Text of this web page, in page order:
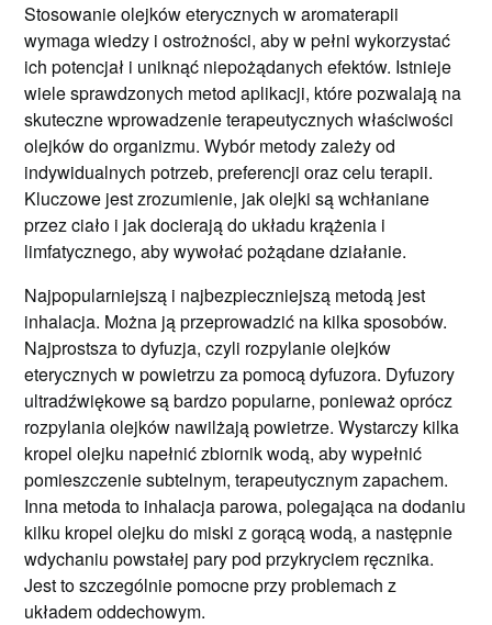
Stosowanie olejków eterycznych w aromaterapii
wymaga wiedzy i ostrożności, aby w pełni wykorzystać
ich potencjał i uniknąć niepożądanych efektów. Istnieje
wiele sprawdzonych metod aplikacji, które pozwalają na
skuteczne wprowadzenie terapeutycznych właściwości
olejków do organizmu. Wybór metody zależy od
indywidualnych potrzeb, preferencji oraz celu terapii.
Kluczowe jest zrozumienie, jak olejki są wchłaniane
przez ciało i jak docierają do układu krążenia i
limfatycznego, aby wywołać pożądane działanie.
Najpopularniejszą i najbezpieczniejszą metodą jest
inhalacja. Można ją przeprowadzić na kilka sposobów.
Najprostsza to dyfuzja, czyli rozpylanie olejków
eterycznych w powietrzu za pomocą dyfuzora. Dyfuzory
ultradźwiękowe są bardzo popularne, ponieważ oprócz
rozpylania olejków nawilżają powietrze. Wystarczy kilka
kropel olejku napełnić zbiornik wodą, aby wypełnić
pomieszczenie subtelnym, terapeutycznym zapachem.
Inna metoda to inhalacja parowa, polegająca na dodaniu
kilku kropel olejku do miski z gorącą wodą, a następnie
wdychaniu powstałej pary pod przykryciem ręcznika.
Jest to szczególnie pomocne przy problemach z
układem oddechowym.